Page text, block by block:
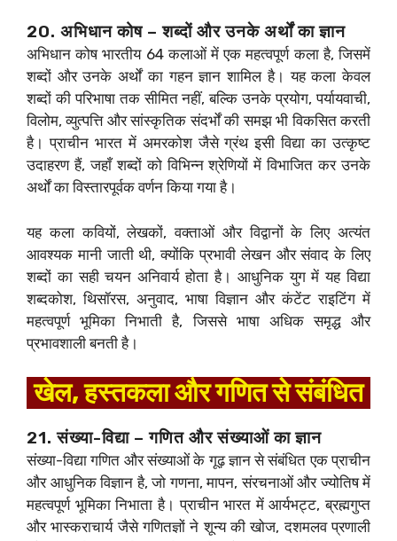
20. अभिधान कोष – शब्दों और उनके अर्थों का ज्ञान
अभिधान कोष भारतीय 64 कलाओं में एक महत्वपूर्ण कला है, जिसमें
शब्दों और उनके अर्थों का गहन ज्ञान शामिल है। यह कला केवल
शब्दों की परिभाषा तक सीमित नहीं, बल्कि उनके प्रयोग, पर्यायवाची,
विलोम, व्युत्पत्ति और सांस्कृतिक संदर्भों की समझ भी विकसित करती
है। प्राचीन भारत में अमरकोश जैसे ग्रंथ इसी विद्या का उत्कृष्ट
उदाहरण हैं, जहाँ शब्दों को विभिन्न श्रेणियों में विभाजित कर उनके
अर्थों का विस्तारपूर्वक वर्णन किया गया है।
यह कला कवियों, लेखकों, वक्ताओं और विद्वानों के लिए अत्यंत
आवश्यक मानी जाती थी, क्योंकि प्रभावी लेखन और संवाद के लिए
शब्दों का सही चयन अनिवार्य होता है। आधुनिक युग में यह विद्या
शब्दकोश, थिसॉरस, अनुवाद, भाषा विज्ञान और कंटेंट राइटिंग में
महत्वपूर्ण भूमिका निभाती है, जिससे भाषा अधिक समृद्ध और
प्रभावशाली बनती है।
खेल, हस्तकला और गणित से संबंधित
21. संख्या-विद्या – गणित और संख्याओं का ज्ञान
संख्या-विद्या गणित और संख्याओं के गूढ़ ज्ञान से संबंधित एक प्राचीन
और आधुनिक विज्ञान है, जो गणना, मापन, संरचनाओं और ज्योतिष में
महत्वपूर्ण भूमिका निभाता है। प्राचीन भारत में आर्यभट्ट, ब्रह्मगुप्त
और भास्कराचार्य जैसे गणितज्ञों ने शून्य की खोज, दशमलव प्रणाली